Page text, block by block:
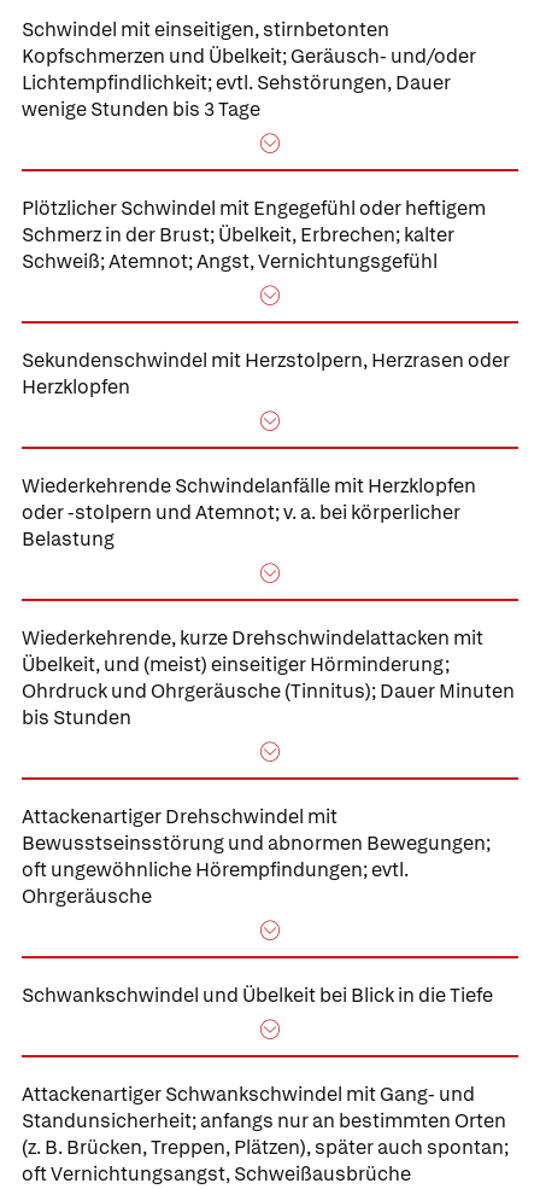
Schwindel mit einseitigen, stirnbetonten
Kopfschmerzen und Übelkeit; Geräusch- und/oder
Lichtempfindlichkeit; evtl. Sehstörungen, Dauer
wenige Stunden bis 3 Tage
Plötzlicher Schwindel mit Engegefühl oder heftigem
Schmerz in der Brust; Übelkeit, Erbrechen; kalter
Schweiß; Atemnot; Angst, Vernichtungsgefühl
Sekundenschwindel mit Herzstolpern, Herzrasen oder
Herzklopfen
Wiederkehrende Schwindelanfälle mit Herzklopfen
oder -stolpern und Atemnot; v. a. bei körperlicher
Belastung
Wiederkehrende, kurze Drehschwindelattacken mit
Übelkeit, und (meist) einseitiger Hörminderung;
Ohrdruck und Ohrgeräusche (Tinnitus); Dauer Minuten
bis Stunden
Attackenartiger Drehschwindel mit
Bewusstseinsstörung und abnormen Bewegungen;
oft ungewöhnliche Hörempfindungen; evtl.
Ohrgeräusche
Schwankschwindel und Übelkeit bei Blick in die Tiefe
Attackenartiger Schwankschwindel mit Gang- und
Standunsicherheit; anfangs nur an bestimmten Orten
(z. B. Brücken, Treppen, Plätzen), später auch spontan;
oft Vernichtungsangst, Schweißausbrüche